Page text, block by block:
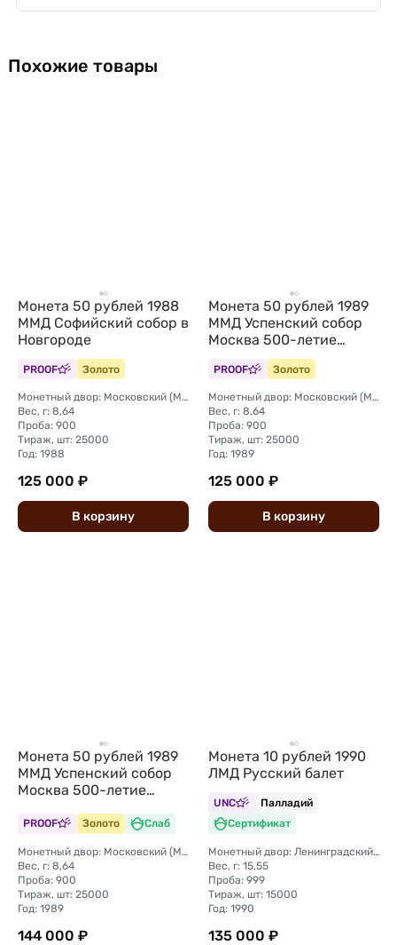
Похожие товары
Монета 50 рублей 1988
ММД Софийский собор в
Новгороде
PROOF Золото
Монетный двор: Московский (ММД)
Вес, г: 8,64
Проба: 900
Тираж, шт: 25000
Год: 1988
125 000 ₽
В корзину
Монета 50 рублей 1989
ММД Успенский собор
Москва 500-летие
единого Русского
государства
PROOF Золото
Монетный двор: Московский (ММД)
Вес, г: 8,64
Проба: 900
Тираж, шт: 25000
Год: 1989
125 000 ₽
В корзину
Монета 50 рублей 1989
ММД Успенский собор
Москва 500-летие
государства слаб NGC
PROOF Золото Слаб
Монетный двор: Московский (ММД)
Вес, г: 8,64
Проба: 900
Тираж, шт: 25000
Год: 1989
144 000 ₽
Монета 10 рублей 1990
ЛМД Русский балет
UNC
Палладий
Сертификат
Монетный двор: Ленинградский (ЛМД)
Вес, г: 15,55
Проба: 999
Тираж, шт: 15000
Год: 1990
135 000 ₽